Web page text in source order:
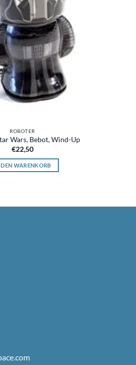
ROBOTER
Wars, Bebot, Wind-Up
€22,50
DEN WARENKORB